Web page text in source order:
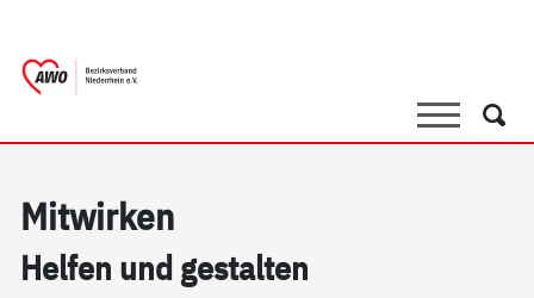
SucheSuche
Mit­wir­ken
Hel­fen und ge­stal­ten